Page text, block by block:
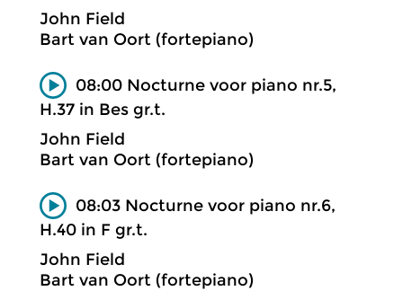
John Field
Bart van Oort (fortepiano)
08:00 Nocturne voor piano nr.5,
H.37 in Bes gr.t.
John Field
Bart van Oort (fortepiano)
08:03 Nocturne voor piano nr.6,
H.40 in F gr.t.
John Field
Bart van Oort (fortepiano)